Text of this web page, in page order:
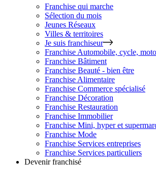
Franchise qui marche
Sélection du mois
Jeunes Réseaux
Villes & territoires
Je suis franchiseur
Franchise Automobile, cycle, moto
Franchise Bâtiment
Franchise Beauté - bien être
Franchise Alimentaire
Franchise Commerce spécialisé
Franchise Décoration
Franchise Restauration
Franchise Immobilier
Franchise Mini, hyper et
Franchise Mode
Franchise Services entreprises
Franchise Services particuliers
Devenir franchisé